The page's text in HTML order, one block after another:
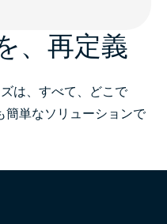
、再定義
は、すべて、どこで
簡単なソリューションで